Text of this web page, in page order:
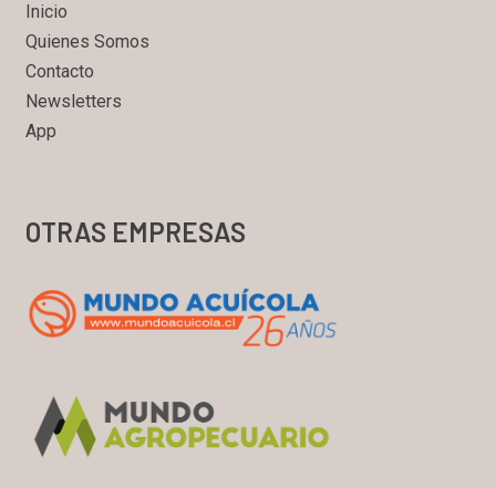
Inicio
Quienes Somos
Contacto
Newsletters
App
OTRAS EMPRESAS